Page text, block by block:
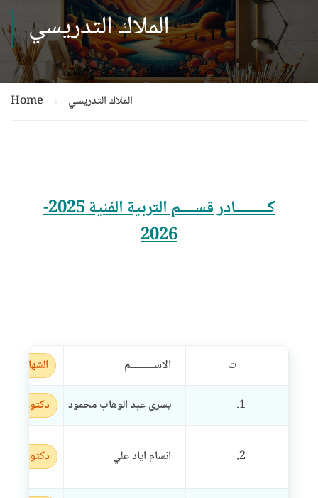
الملاك التدريسي
Home الملاك التدريسي
كـــــــــادر قســــم التربية الفنية 2025-
2026
ت الاســـــــــــم الشهادة
1. يسرى عبد الوهاب محمود دكتوراه
2. انسام اياد علي دكتوراه